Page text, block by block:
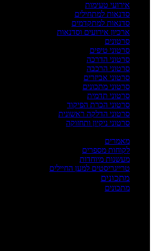
אירועי טעימות
סדנאות למתחילים
סדנאות למתקדמים
ארכיון אירועים וסדנאות
סרטונים
סרטוני טיפים
סרטוני הדרכה
סרטוני הרכבה
סרטוני אביזרים
סרטוני מתכונים
סרטוני תדמית
סרטוני הכרת הפיקוד
סרטוני הדלקה ראשונית
סרטוני ניקיון ותחזוקה
מאמרים
לקוחות מספרים
מעשנות מיוחדות
טרייגריסטים למען החיילים
מתכונים
מתכונים